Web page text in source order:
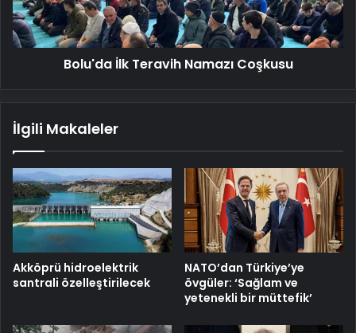
Bolu'da İlk Teravih Namazı Coşkusu
İlgili Makaleler
Akköprü hidroelektrik
santrali özelleştirilecek
NATO’dan Türkiye’ye
övgüler: ‘Sağlam ve
yetenekli bir müttefik’